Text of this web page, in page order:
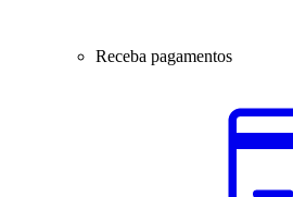
Receba pagamentos